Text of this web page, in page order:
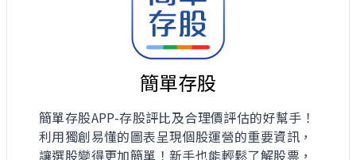
簡單存股
簡單存股APP-存股評比及合理價評估的好幫手！
利用獨創易懂的圖表呈現個股運營的重要資訊，
讓選股變得更加簡單！新手也能輕鬆了解股票，